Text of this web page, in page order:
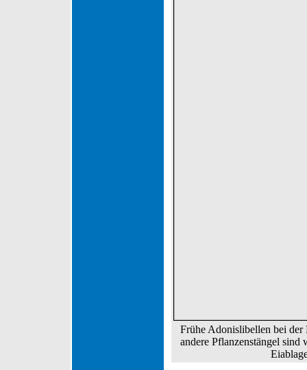
Frühe Adonislibellen bei der
andere Pflanzenstängel sind